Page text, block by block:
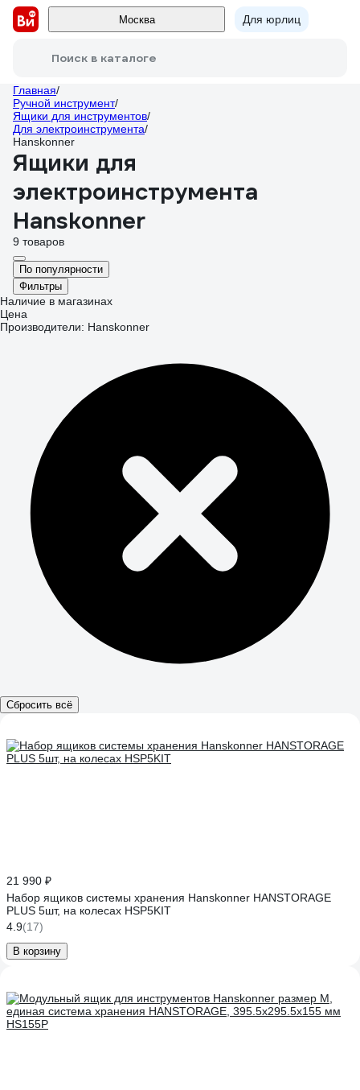
Москва Для юрлиц
Поиск в каталоге
Главная/
Ручной инструмент/
Ящики для инструментов/
Для электроинструмента/
Hanskonner
Ящики для
электроинструмента
Hanskonner
9 товаров
По популярности
Фильтры
Наличие в магазинах
Цена
Производители: Hanskonner
Сбросить всё
21 990 ₽
Набор ящиков системы хранения Hanskonner HANSTORAGE
PLUS 5шт, на колесах HSP5KIT
4.9(17)
В корзину